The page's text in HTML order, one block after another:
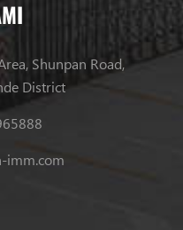
Shunpan Road,
District
imm.com